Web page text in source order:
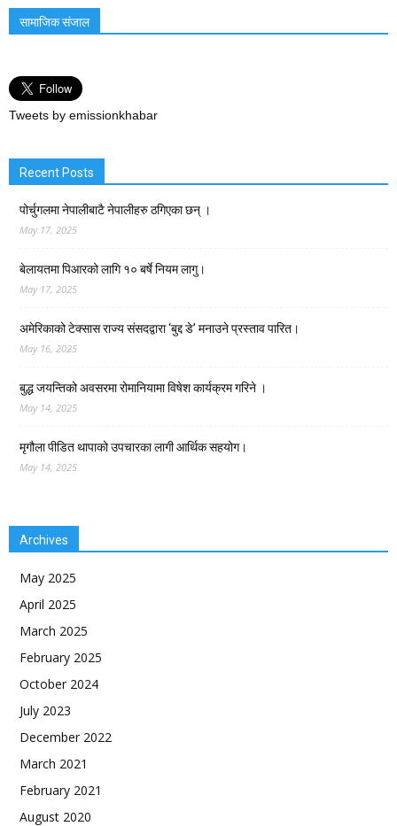
सामाजिक संजाल
Tweets by emissionkhabar
Recent Posts
पोर्चुगलमा नेपालीबाटै नेपालीहरु ठगिएका छन् ।
May 17, 2025
बेलायतमा पिआरको लागि १० बर्षे नियम लागु।
May 17, 2025
अमेरिकाको टेक्सास राज्य संसदद्वारा ‘बुद्द डे’ मनाउने प्रस्ताव पारित।
May 16, 2025
बुद्ध जयन्तिको अवसरमा रोमानियामा विषेश कार्यक्रम गरिने ।
May 14, 2025
मृगौला पीडित थापाको उपचारका लागी आर्थिक सहयोग।
May 14, 2025
Archives
May 2025
April 2025
March 2025
February 2025
October 2024
July 2023
December 2022
March 2021
February 2021
August 2020